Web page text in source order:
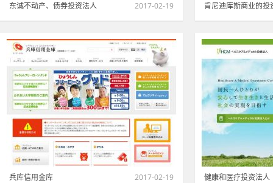
东诚不动产、债券投资法人 2017-02-19 肯尼迪库斯商业的投
兵库信用金库 2017-02-19
金融·证券·保险|红色 1256
健康和医疗投资法人
金融·证券·保险|